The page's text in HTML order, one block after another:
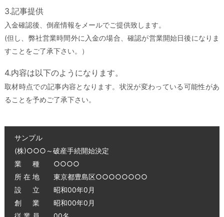
3.記事提供
入金確認後、倒産情報をメールでご提供致します。
(但し、弊社営業時間外に入金の場合、確認が営業開始日後になりま
すことをご了承下さい。）
4.内容は以下のようになります。
取材時点での記事内容となります。状況が変わっている可能性があ
ることを予めご了承下さい。
サンプル
(株)○○○～破産手続開始決定
業 種 ○○○○
所 在 地 東京都豊島区○○○○○○○○
設 立 昭和00年0月
創 業 昭和00年0月